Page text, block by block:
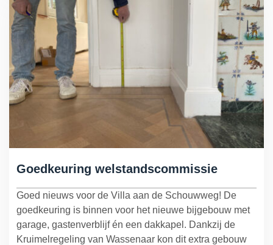
Goedkeuring welstandscommissie
Goed nieuws voor de Villa aan de Schouwweg! De
goedkeuring is binnen voor het nieuwe bijgebouw met
garage, gastenverblijf én een dakkapel. Dankzij de
Kruimelregeling van Wassenaar kon dit extra gebouw